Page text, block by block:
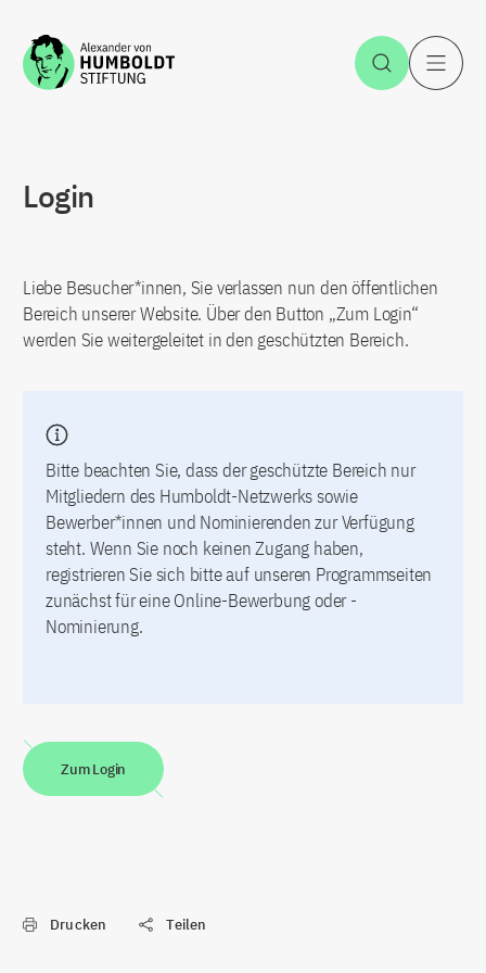
Zum Inhalt springen Suche
Login
Liebe Besucher*innen, Sie verlassen nun den öffentlichen
Bereich unserer Website. Über den Button „Zum Login“
werden Sie weitergeleitet in den geschützten Bereich.
Bitte beachten Sie, dass der geschützte Bereich nur
Mitgliedern des Humboldt-Netzwerks sowie
Bewerber*innen und Nominierenden zur Verfügung
steht. Wenn Sie noch keinen Zugang haben,
registrieren Sie sich bitte auf unseren Programmseiten
zunächst für eine Online-Bewerbung oder -
Nominierung.
Zum Login
Drucken Teilen